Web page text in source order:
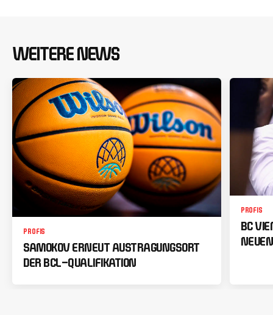
WEITERE NEWS
PROFIS
SAMOKOV ERNEUT AUSTRAGUNGSORT
DER BCL-QUALIFIKATION
PROFIS
BC